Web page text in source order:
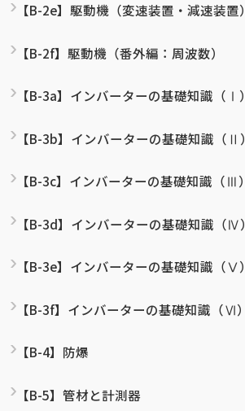
【B-2e】駆動機（変速装置・減速装置）
【B-2f】駆動機（番外編：周波数）
【B-3a】インバーターの基礎知識（Ⅰ）
【B-3b】インバーターの基礎知識（Ⅱ）
【B-3c】インバーターの基礎知識（Ⅲ）
【B-3d】インバーターの基礎知識（Ⅳ）
【B-3e】インバーターの基礎知識（Ⅴ）
【B-3f】インバーターの基礎知識（Ⅵ）
【B-4】防爆
【B-5】管材と計測器